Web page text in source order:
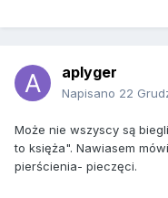
aplyger
Napisano 22
Może nie wszyscy są
to księża". Nawiasem
pierścienia- pieczęci.